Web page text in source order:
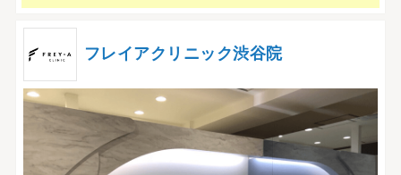
フレイアクリニック渋谷院